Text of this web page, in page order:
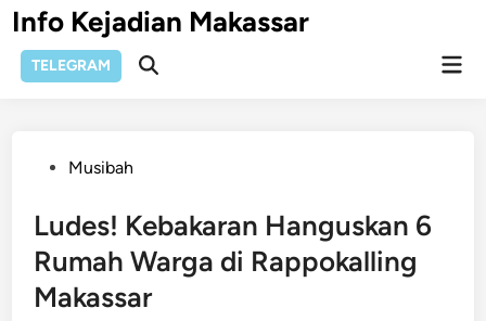
Skip
to
content
Info Kejadian Makassar
TELEGRAM
Open
PostedMusibah
Ludes! Kebakaran Hanguskan 6
Rumah Warga di Rappokalling
Makassar